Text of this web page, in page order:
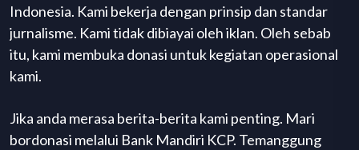
Indonesia. Kami bekerja dengan prinsip dan standar
jurnalisme. Kami tidak dibiayai oleh iklan. Oleh sebab
itu, kami membuka donasi untuk kegiatan operasional
kami.
Jika anda merasa berita-berita kami penting. Mari
bordonasi melalui Bank Mandiri KCP. Temanggung